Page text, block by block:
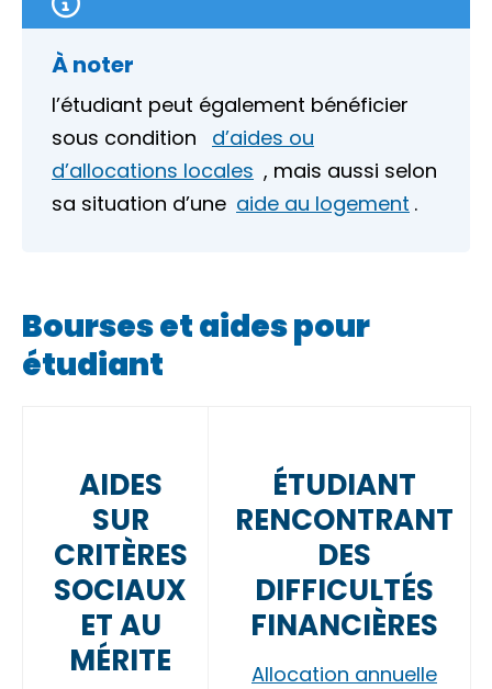
À noter
l’étudiant peut également bénéficier
sous condition
d’aides ou
d’allocations locales , mais aussi selon
sa situation d’une aide au logement .
Bourses et aides pour
étudiant
AIDES
SUR
CRITÈRES
SOCIAUX
ET AU
MÉRITE
ÉTUDIANT
RENCONTRANT
DES
DIFFICULTÉS
FINANCIÈRES
Allocation annuelle